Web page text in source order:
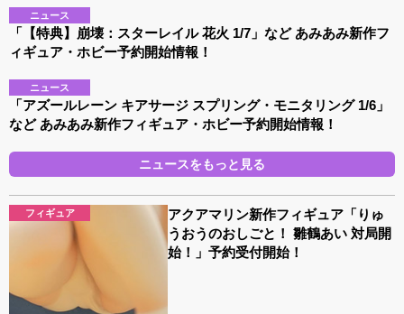
ニュース
「【特典】崩壊：スターレイル 花火 1/7」など あみあみ新作フ
ィギュア・ホビー予約開始情報！
ニュース
「アズールレーン キアサージ スプリング・モニタリング 1/6」
など あみあみ新作フィギュア・ホビー予約開始情報！
ニュースをもっと見る
フィギュア
アクアマリン新作フィギュア「りゅ
うおうのおしごと！ 雛鶴あい 対局開
始！」予約受付開始！